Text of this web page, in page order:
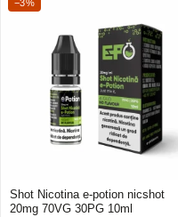
−3%
Shot Nicotina e-potion nicshot
20mg 70VG 30PG 10ml